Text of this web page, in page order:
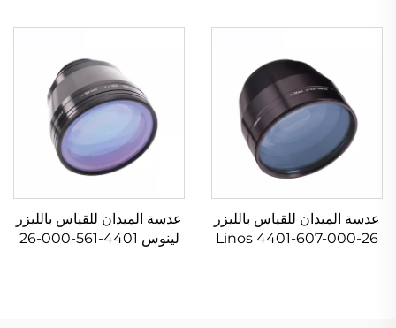
عدسة الميدان للقياس بالليزر
Linos 4401-607-000-26
عدسة الميدان للقياس بالليزر
لينوس 4401-561-000-26